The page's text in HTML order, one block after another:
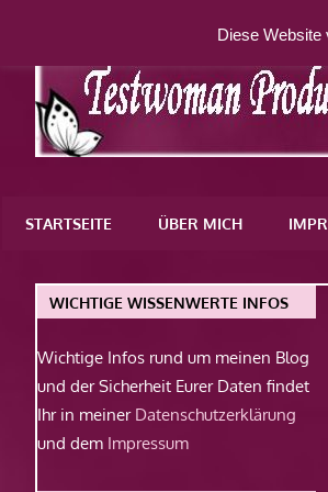
springen
WordPress-
STARTSEITE ÜBER MICH
WICHTIGE WISSENWERTE INFOS
Wichtige Infos rund um meinen Blog
und der Sicherheit Eurer Daten findet
Ihr in meiner Datenschutzerklärung
und dem Impressum
Diese Website